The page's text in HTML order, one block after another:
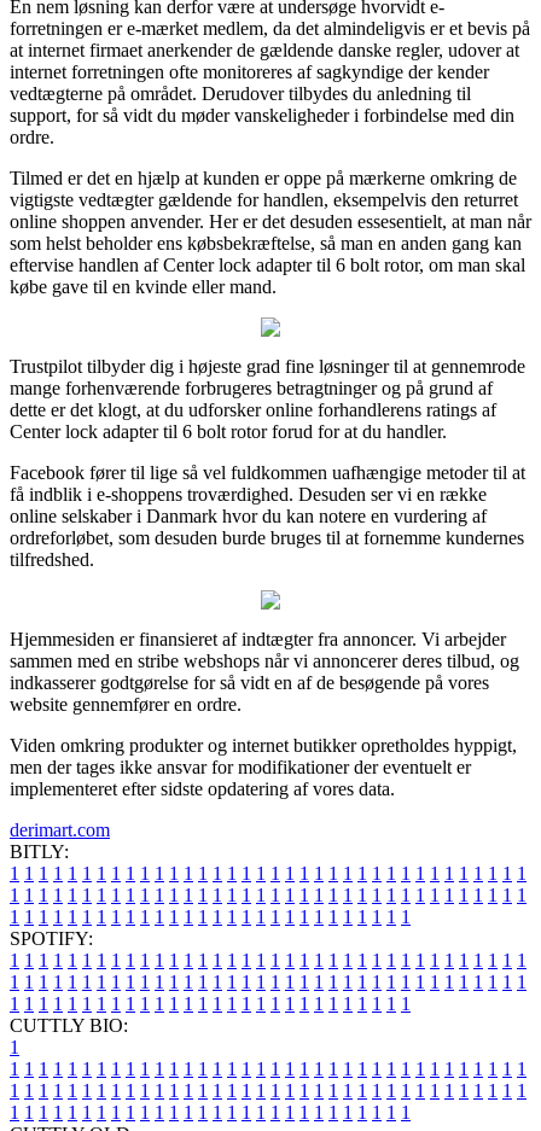
En nem løsning kan derfor være at undersøge hvorvidt e-
forretningen er e-mærket medlem, da det almindeligvis er et bevis på
at internet firmaet anerkender de gældende danske regler, udover at
internet forretningen ofte monitoreres af sagkyndige der kender
vedtægterne på området. Derudover tilbydes du anledning til
support, for så vidt du møder vanskeligheder i forbindelse med din
ordre.
Tilmed er det en hjælp at kunden er oppe på mærkerne omkring de
vigtigste vedtægter gældende for handlen, eksempelvis den returret
online shoppen anvender. Her er det desuden essesentielt, at man når
som helst beholder ens købsbekræftelse, så man en anden gang kan
eftervise handlen af Center lock adapter til 6 bolt rotor, om man skal
købe gave til en kvinde eller mand.
Trustpilot tilbyder dig i højeste grad fine løsninger til at gennemrode
mange forhenværende forbrugeres betragtninger og på grund af
dette er det klogt, at du udforsker online forhandlerens ratings af
Center lock adapter til 6 bolt rotor forud for at du handler.
Facebook fører til lige så vel fuldkommen uafhængige metoder til at
få indblik i e-shoppens troværdighed. Desuden ser vi en række
online selskaber i Danmark hvor du kan notere en vurdering af
ordreforløbet, som desuden burde bruges til at fornemme kundernes
tilfredshed.
Hjemmesiden er finansieret af indtægter fra annoncer. Vi arbejder
sammen med en stribe webshops når vi annoncerer deres tilbud, og
indkasserer godtgørelse for så vidt en af de besøgende på vores
website gennemfører en ordre.
Viden omkring produkter og internet butikker opretholdes hyppigt,
men der tages ikke ansvar for modifikationer der eventuelt er
implementeret efter sidste opdatering af vores data.
derimart.com
BITLY:
1 1 1 1 1 1 1 1 1 1 1 1 1 1 1 1 1 1 1 1 1 1 1 1 1 1 1 1 1 1 1 1 1 1 1 1
1 1 1 1 1 1 1 1 1 1 1 1 1 1 1 1 1 1 1 1 1 1 1 1 1 1 1 1 1 1 1 1 1 1 1 1
1 1 1 1 1 1 1 1 1 1 1 1 1 1 1 1 1 1 1 1 1 1 1 1 1 1 1 1
SPOTIFY:
1 1 1 1 1 1 1 1 1 1 1 1 1 1 1 1 1 1 1 1 1 1 1 1 1 1 1 1 1 1 1 1 1 1 1 1
1 1 1 1 1 1 1 1 1 1 1 1 1 1 1 1 1 1 1 1 1 1 1 1 1 1 1 1 1 1 1 1 1 1 1 1
1 1 1 1 1 1 1 1 1 1 1 1 1 1 1 1 1 1 1 1 1 1 1 1 1 1 1 1
CUTTLY BIO:
1
1 1 1 1 1 1 1 1 1 1 1 1 1 1 1 1 1 1 1 1 1 1 1 1 1 1 1 1 1 1 1 1 1 1 1 1
1 1 1 1 1 1 1 1 1 1 1 1 1 1 1 1 1 1 1 1 1 1 1 1 1 1 1 1 1 1 1 1 1 1 1 1
1 1 1 1 1 1 1 1 1 1 1 1 1 1 1 1 1 1 1 1 1 1 1 1 1 1 1 1